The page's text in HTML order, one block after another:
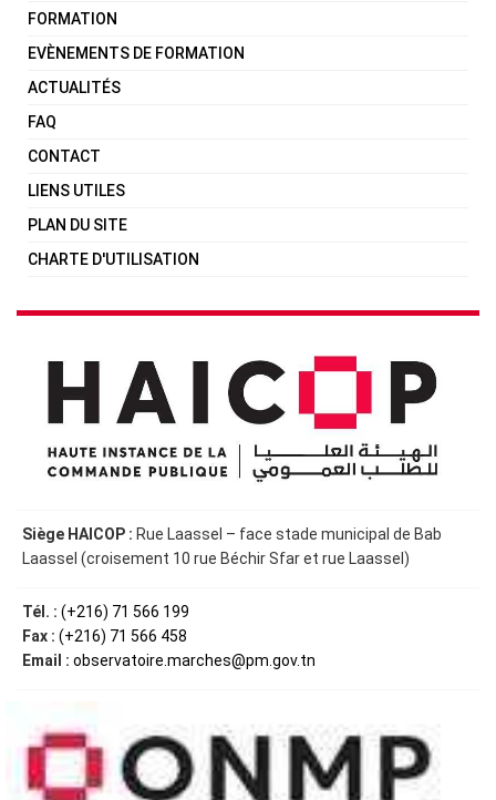
FORMATION
EVÈNEMENTS DE FORMATION
ACTUALITÉS
FAQ
CONTACT
LIENS UTILES
PLAN DU SITE
CHARTE D'UTILISATION
Siège HAICOP : Rue Laassel – face stade municipal de Bab
Laassel (croisement 10 rue Béchir Sfar et rue Laassel)
Tél. : (+216) 71 566 199
Fax : (+216) 71 566 458
Email : observatoire.marches@pm.gov.tn